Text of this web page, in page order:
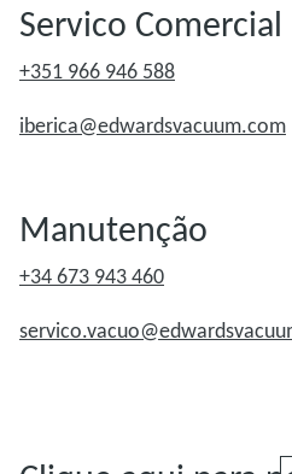
Servico Comercial
+351 966 946 588
iberica@edwardsvacuum.com
Manutenção
+34 673 943 460